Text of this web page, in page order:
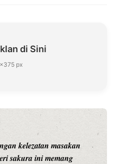
di Sini
px
kelezatan masakan
sakura ini memang